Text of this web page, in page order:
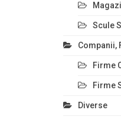
Scule
Companii,
Firme
Firme
Diverse